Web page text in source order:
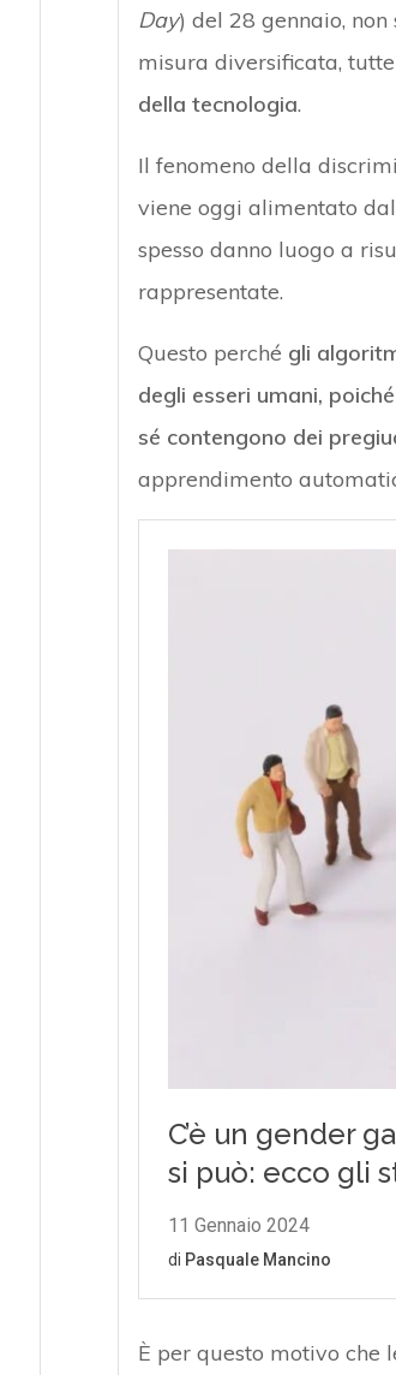
Day) del 28 gennaio,
misura diversificata,
della tecnologia.
Il fenomeno della
viene oggi alimentato
spesso danno luogo a
rappresentate.
Questo perché gli
degli esseri umani,
sé contengono dei
apprendimento
È per questo motivo che